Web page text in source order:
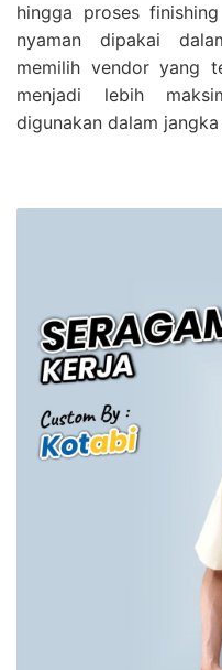
hingga proses
nyaman dipakai
memilih vendor yang
menjadi lebih
digunakan dalam